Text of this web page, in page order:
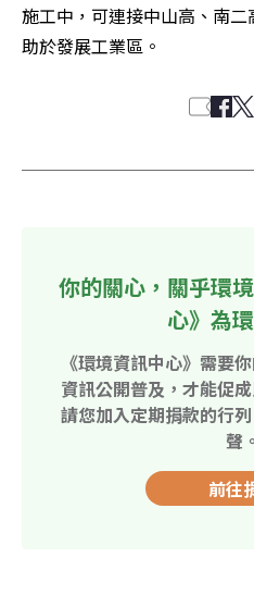
施工中，可連接中山高、南
助於發展工業區。
你的關心，關乎環
心》為
《環境資訊中心》需要
資訊公開普及，才能促
請您加入定期捐款的行
聲。
前往